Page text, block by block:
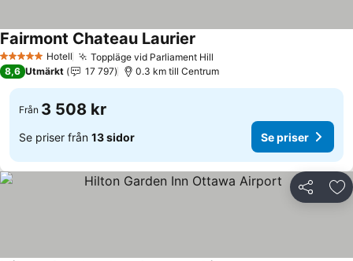
5 Stjärnor Hotell Toppläge vid Parliament Hill
Fairmont Chateau Laurier
8,6 Utmärkt 17 797 0.3 km till Centrum
Från 3 508 kr
Se priser från 13 sidor Se priser
Dela